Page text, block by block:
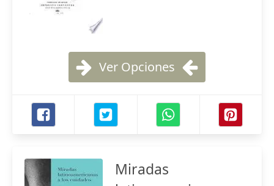
Ver Opciones
Miradas